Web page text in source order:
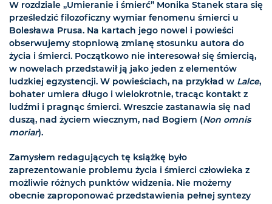
W rozdziale „Umieranie i śmierć” Monika Stanek stara się
prześledzić filozoficzny wymiar fenomenu śmierci u
Bolesława Prusa. Na kartach jego nowel i powieści
obserwujemy stopniową zmianę stosunku autora do
życia i śmierci. Początkowo nie interesował się śmiercią,
w nowelach przedstawił ją jako jeden z elementów
ludzkiej egzystencji. W powieściach, na przykład w Lalce,
bohater umiera długo i wielokrotnie, tracąc kontakt z
ludźmi i pragnąc śmierci. Wreszcie zastanawia się nad
duszą, nad życiem wiecznym, nad Bogiem (Non omnis
moriar).
Zamysłem redagujących tę książkę było
zaprezentowanie problemu życia i śmierci człowieka z
możliwie różnych punktów widzenia. Nie możemy
obecnie zaproponować przedstawienia pełnej syntezy